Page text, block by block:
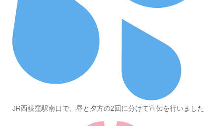
JR西荻窪駅南口で、昼と夕方の2回に分けて宣伝を行いました